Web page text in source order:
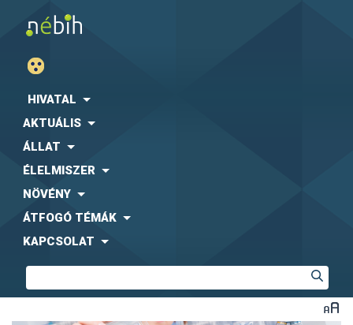
HIVATAL
AKTUÁLIS
ÁLLAT
ÉLELMISZER
NÖVÉNY
ÁTFOGÓ TÉMÁK
KAPCSOLAT